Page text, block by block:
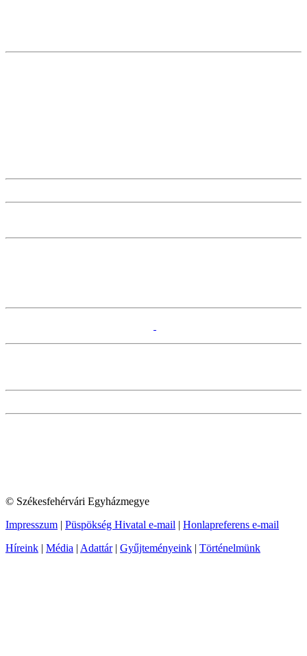
© Székesfehérvári Egyházmegye
Impresszum | Püspökség Hivatal e-mail | Honlapreferens e-mail
Híreink | Média | Adattár| Gyűjteményeink | Történelmünk